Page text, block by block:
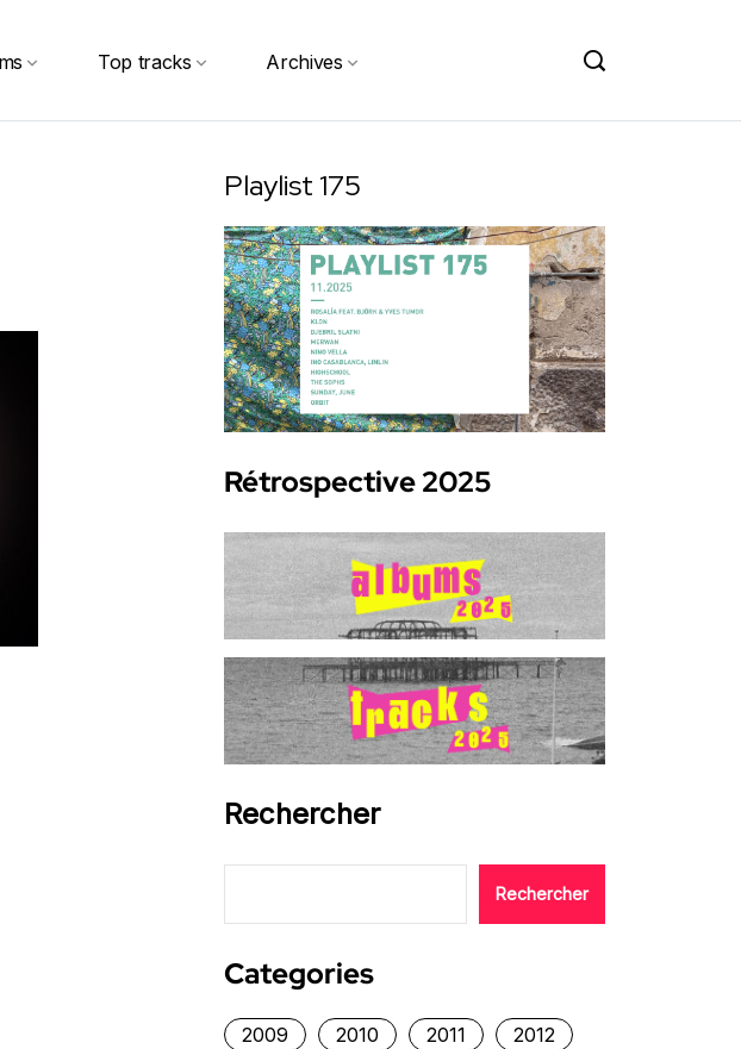
Top tracks Archives
Playlist 175
Rétrospective 2025
Rechercher
Rechercher
Categories
2009 2010 2011
2012